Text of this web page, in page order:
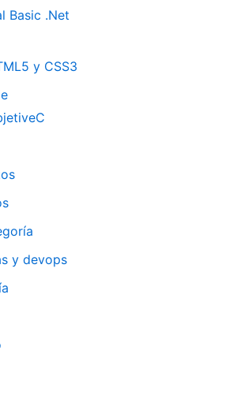
Basic .Net
y CSS3
y devops